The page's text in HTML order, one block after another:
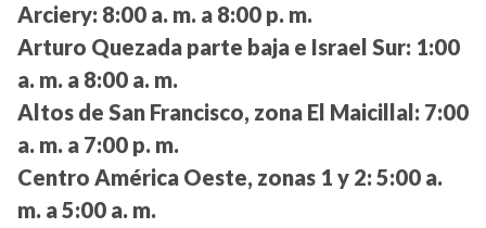
Arciery: 8:00 a. m. a 8:00 p. m.
Arturo Quezada parte baja e Israel Sur: 1:00
a. m. a 8:00 a. m.
Altos de San Francisco, zona El Maicillal: 7:00
a. m. a 7:00 p. m.
Centro América Oeste, zonas 1 y 2: 5:00 a.
m. a 5:00 a. m.